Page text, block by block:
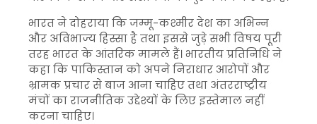
भारत ने दोहराया कि जम्मू-कश्मीर देश का अभिन्न
और अविभाज्य हिस्सा है तथा इससे जुड़े सभी विषय पूरी
तरह भारत के आंतरिक मामले हैं। भारतीय प्रतिनिधि ने
कहा कि पाकिस्तान को अपने निराधार आरोपों और
भ्रामक प्रचार से बाज आना चाहिए तथा अंतरराष्ट्रीय
मंचों का राजनीतिक उद्देश्यों के लिए इस्तेमाल नहीं
करना चाहिए।